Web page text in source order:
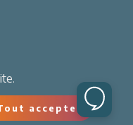
accepter